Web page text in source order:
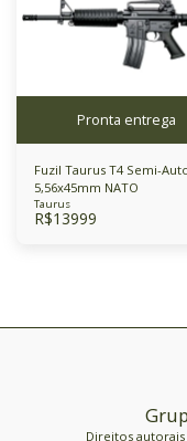
Pronta entrega
Fuzil Taurus T4 Semi-
5,56x45mm NATO
Taurus
R$13999
Direitos